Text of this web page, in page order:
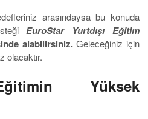
arasındaysa bu konuda
EuroStar Yurtdışı Eğitim
alabilirsiniz.Geleceğiniz için
olacaktır.
Yüksek